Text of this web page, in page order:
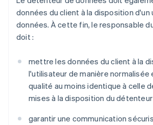
données du client à la disposition d'un
données. À cette fin, le responsable
doit :
mettre les données du client à la
l'utilisateur de manière normalisée
qualité au moins identique à celle
mises à la disposition du
garantir une communication